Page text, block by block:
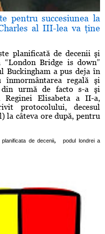
pentru succesiunea la
al III-lea va ţine
planificată de decenii şi
“London Bridge is down”
Buckingham a pus deja în
înmormântarea regală şi
din urmă de facto s-a şi
Elisabeta a II-a,
protocolului, decesul
la câteva ore după, pentru
planificata de decenii,
podul londrei a